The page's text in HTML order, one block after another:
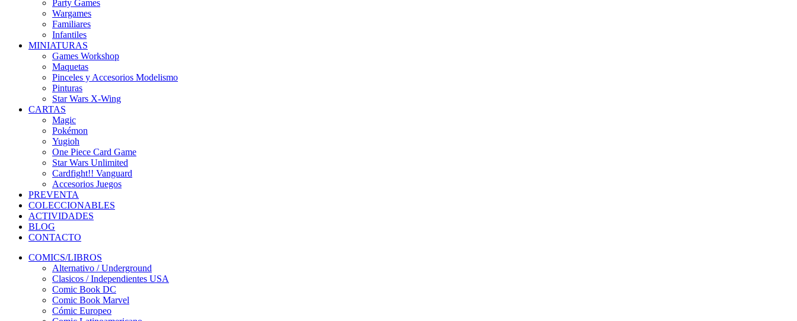
Party Games
Wargames
Familiares
Infantiles
MINIATURAS
Games Workshop
Maquetas
Pinceles y Accesorios Modelismo
Pinturas
Star Wars X-Wing
CARTAS
Magic
Pokémon
Yugioh
One Piece Card Game
Star Wars Unlimited
Cardfight!! Vanguard
Accesorios Juegos
PREVENTA
COLECCIONABLES
ACTIVIDADES
BLOG
CONTACTO
COMICS/LIBROS
Alternativo / Underground
Clasicos / Independientes USA
Comic Book DC
Comic Book Marvel
Cómic Europeo